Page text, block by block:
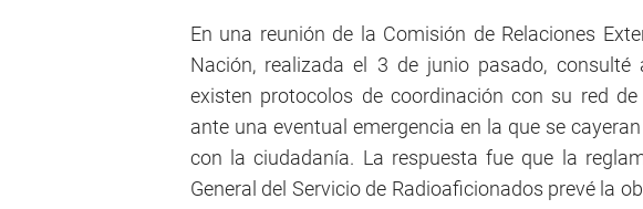
En una reunión de la Comisión de Relaciones
Nación, realizada el 3 de junio pasado, consulté
existen protocolos de coordinación con su red
ante una eventual emergencia en la que se
con la ciudadanía. La respuesta fue que la
General del Servicio de Radioaficionados prevé la